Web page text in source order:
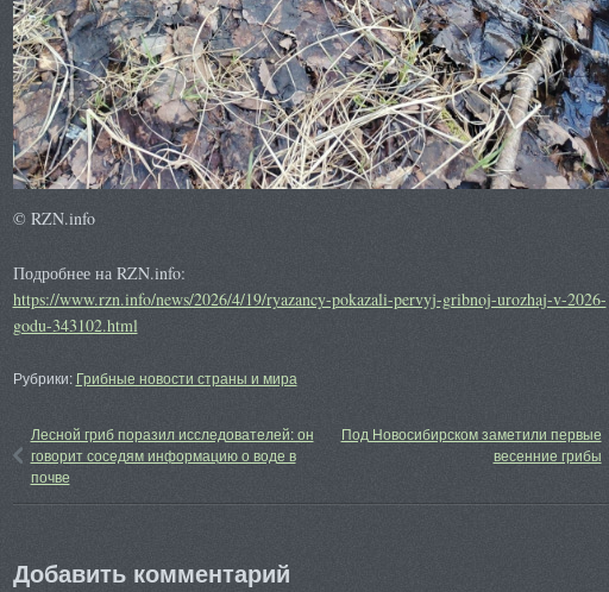
© RZN.info
Подробнее на RZN.info:
https://www.rzn.info/news/2026/4/19/ryazancy-pokazali-pervyj-gribnoj-urozhaj-v-2026-
godu-343102.html
Рубрики: Грибные новости страны и мира
Лесной гриб поразил исследователей: он
говорит соседям информацию о воде в
почве
Под Новосибирском заметили первые
весенние грибы
Добавить комментарий